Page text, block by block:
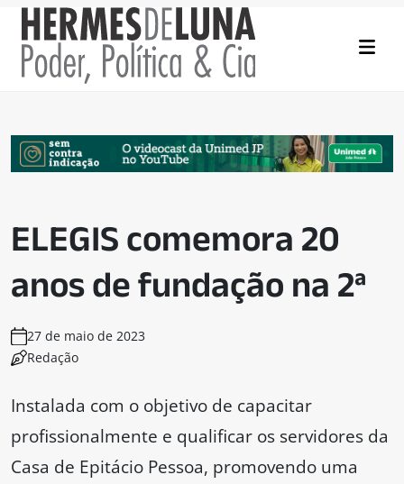
ELEGIS comemora 20
anos de fundação na 2ª
27 de maio de 2023
Redação
Instalada com o objetivo de capacitar
profissionalmente e qualificar os servidores da
Casa de Epitácio Pessoa, promovendo uma